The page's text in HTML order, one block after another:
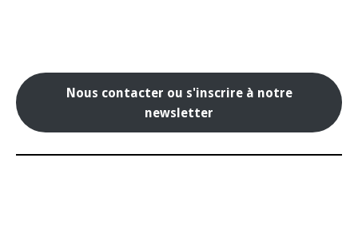
Nous contacter ou s'inscrire à notre
newsletter